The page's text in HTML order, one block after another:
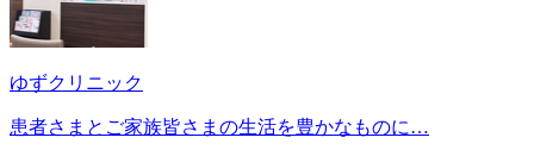
ゆずクリニック
患者さまとご家族皆さまの生活を豊かなものに…